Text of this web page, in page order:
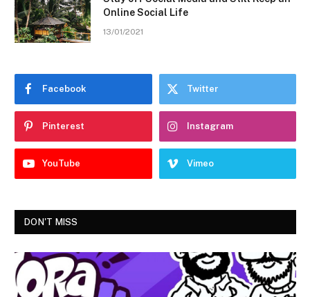
Online Social Life
13/01/2021
Facebook Twitter
Pinterest Instagram
YouTube Vimeo
DON'T MISS